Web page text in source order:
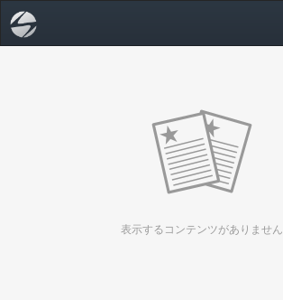
表示するコンテンツがありません